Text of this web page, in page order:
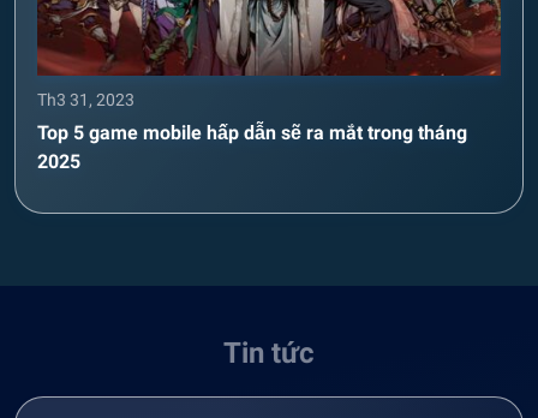
Th3 31, 2023
Top 5 game mobile hấp dẫn sẽ ra mắt trong tháng
2025
Tin tức